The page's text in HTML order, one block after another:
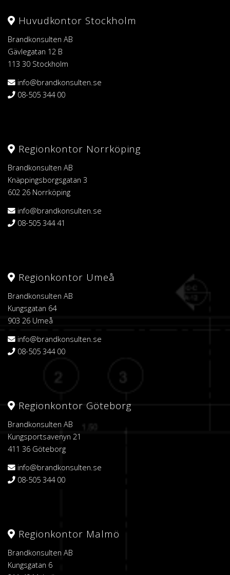
Huvudkontor Stockholm
Brandkonsulten AB
Gävlegatan 12 B
113 30 Stockholm
info@brandkonsulten.se
08-505 344 00
Regionkontor Norrköping
Brandkonsulten AB
Knäppingsborgsgatan 3
602 26 Norrköping
info@brandkonsulten.se
08-505 344 41
Regionkontor Umeå
Brandkonsulten AB
Kungsgatan 64
903 26 Umeå
info@brandkonsulten.se
08-505 344 00
Regionkontor Göteborg
Brandkonsulten AB
Kungsportsavenyn 21
411 36 Göteborg
info@brandkonsulten.se
08-505 344 00
Regionkontor Malmö
Brandkonsulten AB
Kungsgatan 6